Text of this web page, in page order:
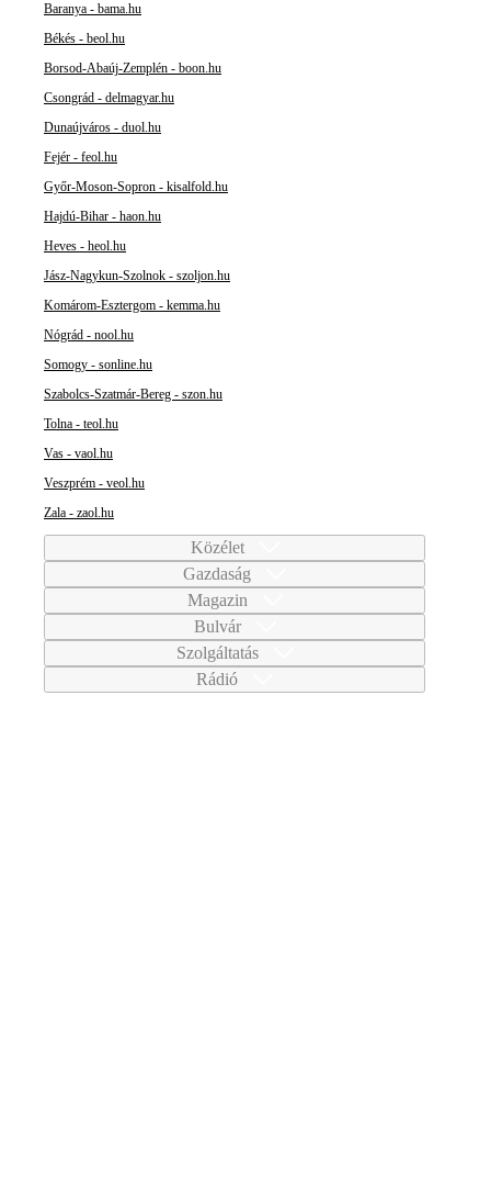
Baranya - bama.hu
Békés - beol.hu
Borsod-Abaúj-Zemplén - boon.hu
Csongrád - delmagyar.hu
Dunaújváros - duol.hu
Fejér - feol.hu
Győr-Moson-Sopron - kisalfold.hu
Hajdú-Bihar - haon.hu
Heves - heol.hu
Jász-Nagykun-Szolnok - szoljon.hu
Komárom-Esztergom - kemma.hu
Nógrád - nool.hu
Somogy - sonline.hu
Szabolcs-Szatmár-Bereg - szon.hu
Tolna - teol.hu
Vas - vaol.hu
Veszprém - veol.hu
Zala - zaol.hu
Közélet
Gazdaság
Magazin
Bulvár
Szolgáltatás
Rádió